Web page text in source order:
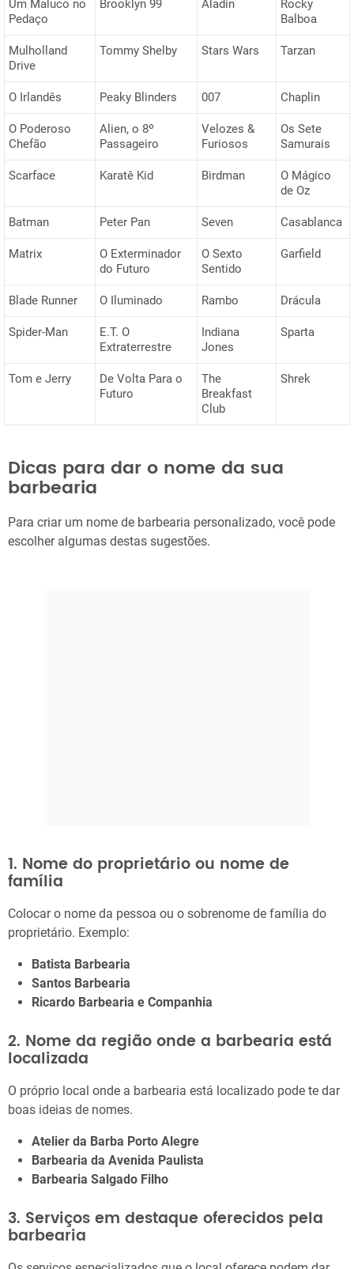
Um Maluco no
Pedaço
Brooklyn 99 Aladin
Rocky
Balboa
Mulholland
Drive
Tommy Shelby Stars Wars Tarzan
O Irlandês Peaky Blinders 007 Chaplin
O Poderoso
Chefão
Alien, o 8º
Passageiro
Velozes &
Furiosos
Os Sete
Samurais
Scarface Karatê Kid Birdman
O Mágico
de Oz
Batman Peter Pan Seven Casablanca
Matrix
O Exterminador
do Futuro
O Sexto
Sentido
Garfield
Blade Runner O Iluminado Rambo Drácula
Spider-Man
E.T. O
Extraterrestre
Indiana
Jones
Sparta
Tom e Jerry
De Volta Para o
Futuro
The
Breakfast
Club
Shrek
Dicas para dar o nome da sua
barbearia
Para criar um nome de barbearia personalizado, você pode
escolher algumas destas sugestões.
1. Nome do proprietário ou nome de
família
Colocar o nome da pessoa ou o sobrenome de família do
proprietário. Exemplo:
Batista Barbearia
Santos Barbearia
Ricardo Barbearia e Companhia
2. Nome da região onde a barbearia está
localizada
O próprio local onde a barbearia está localizado pode te dar
boas ideias de nomes.
Atelier da Barba Porto Alegre
Barbearia da Avenida Paulista
Barbearia Salgado Filho
3. Serviços em destaque oferecidos pela
barbearia